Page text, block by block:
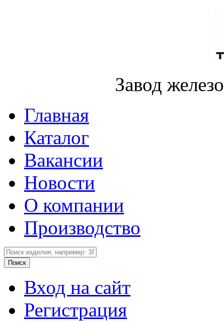
Завод
Главная
Каталог
Вакансии
Новости
О компании
Производство
Вход на сайт
Регистрация